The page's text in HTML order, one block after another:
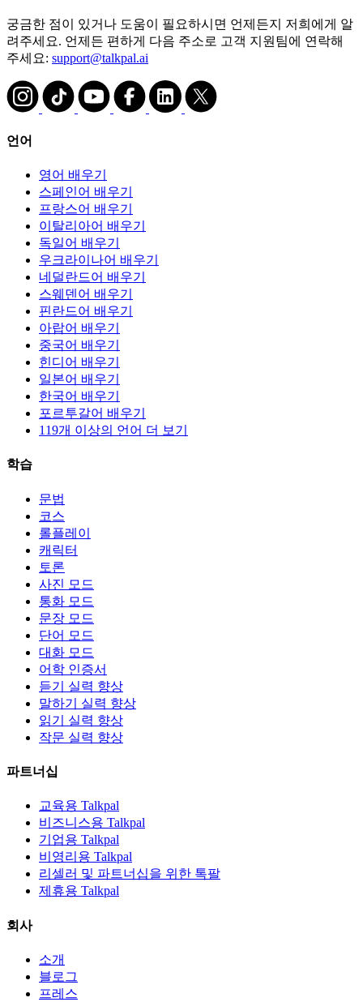
궁금한 점이 있거나 도움이 필요하시면 언제든지 저희에게 알
려주세요. 언제든 편하게 다음 주소로 고객 지원팀에 연락해
주세요: support@talkpal.ai
언어
영어 배우기
스페인어 배우기
프랑스어 배우기
이탈리아어 배우기
독일어 배우기
우크라이나어 배우기
네덜란드어 배우기
스웨덴어 배우기
핀란드어 배우기
아랍어 배우기
중국어 배우기
힌디어 배우기
일본어 배우기
한국어 배우기
포르투갈어 배우기
119개 이상의 언어 더 보기
학습
문법
코스
롤플레이
캐릭터
토론
사진 모드
통화 모드
문장 모드
단어 모드
대화 모드
어학 인증서
듣기 실력 향상
말하기 실력 향상
읽기 실력 향상
작문 실력 향상
파트너십
교육용 Talkpal
비즈니스용 Talkpal
기업용 Talkpal
비영리용 Talkpal
리셀러 및 파트너십을 위한 톡팔
제휴용 Talkpal
회사
소개
블로그
프레스